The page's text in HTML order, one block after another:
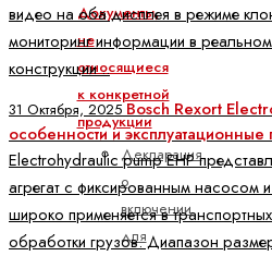
Документы,
не
относящиеся
к конкретной
продукции
Декларация
о
включении
для
видео на оба дисплея в режиме
мониторинг информации в
конструкции ..
31 Октября, 2025Bosch Rexort
особенности и
Electrohydraulic pump EHP
агрегат с фиксированным насосом
широко применяется в
обработки грузов. Диапазон